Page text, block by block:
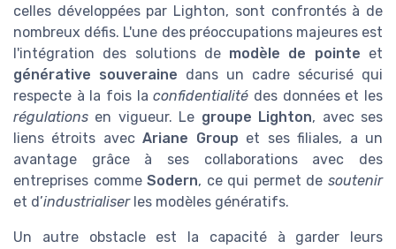
celles développées par Lighton, sont confrontés à de
nombreux défis. L'une des préoccupations majeures est
l'intégration des solutions de modèle de pointe et
générative souveraine dans un cadre sécurisé qui
respecte à la fois laconfidentialité des données et les
régulations en vigueur. Le groupe Lighton, avec ses
liens étroits avecAriane Group et ses filiales, a un
avantage grâce à ses collaborations avec des
entreprises commeSodern, ce qui permet desoutenir
et d’industrialiserles modèles génératifs.
Un autre obstacle est la capacité à garder leurs